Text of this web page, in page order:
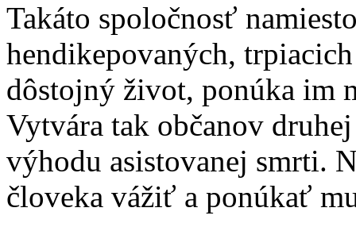
Takáto spoločnosť
hendikepovaných,
dôstojný život, ponúka im
Vytvára tak občanov
výhodu asistovanej smrti.
človeka vážiť a ponúkať